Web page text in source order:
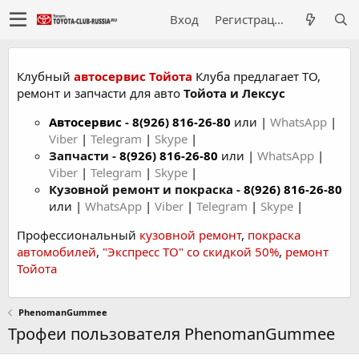
Вход Регистрация
Клубный автосервис Тойота Клуба предлагает ТО,
ремонт и запчасти для авто Тойота и Лексус
Автосервис - 8(926) 816-26-80 или | WhatsApp |
Viber | Telegram | Skype |
Запчасти - 8(926) 816-26-80 или | WhatsApp |
Viber | Telegram | Skype |
Кузовной ремонт и покраска - 8(926) 816-26-80
или | WhatsApp | Viber | Telegram | Skype |
Профессиональный кузовной ремонт, покраска
автомобилей, "Экспресс ТО" со скидкой 50%, ремонт
Тойота
PhenomanGummee
Трофеи пользователя PhenomanGummee